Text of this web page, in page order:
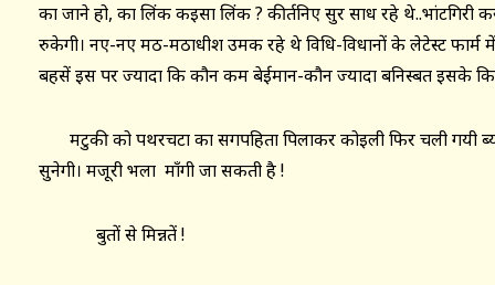
का जाने हो, का लिंक कइसा लिंक ? कीर्तनिए सुर साध रहे थे..भांटगिरी
रुकेगी। नए-नए मठ-मठाधीश उमक रहे थे विधि-विधानों के लेटेस्ट फार्म
बहसें इस पर ज्यादा कि कौन कम बेईमान-कौन ज्यादा बनिस्बत इसके
मटुकी को पथरचटा का सगपहिता पिलाकर कोइली फिर चली गयी
सुनेगी। मजूरी भला माँगी जा सकती है !
बुतों से मिन्नतें !